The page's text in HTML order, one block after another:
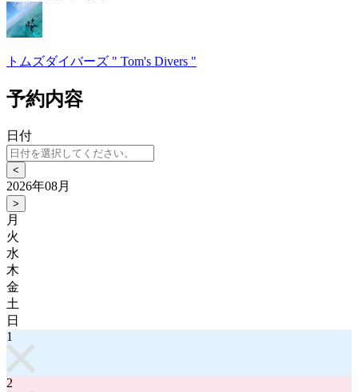
トムズダイバーズ " Tom's Divers "
予約内容
日付
<
2026年08月
>
月
火
水
木
金
土
日
1
2